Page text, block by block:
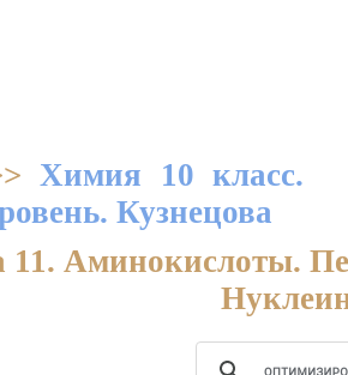
Химия 10 класс.
Кузнецова
11. Аминокислоты.